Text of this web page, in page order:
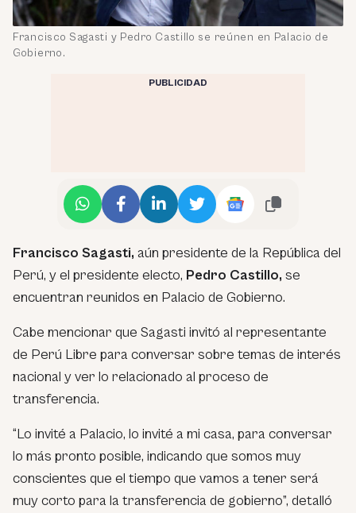
Francisco Sagasti y Pedro Castillo se reúnen en Palacio de
Gobierno.
PUBLICIDAD
Francisco Sagasti, aún presidente de la República del
Perú, y el presidente electo, Pedro Castillo, se
encuentran reunidos en Palacio de Gobierno.
Cabe mencionar que Sagasti invitó al representante
de Perú Libre para conversar sobre temas de interés
nacional y ver lo relacionado al proceso de
transferencia.
“Lo invité a Palacio, lo invité a mi casa, para conversar
lo más pronto posible, indicando que somos muy
conscientes que el tiempo que vamos a tener será
muy corto para la transferencia de gobierno”, detalló